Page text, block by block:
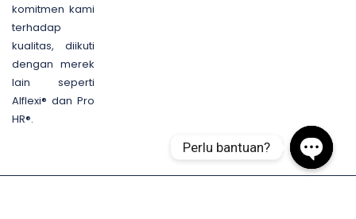
komitmen kami
terhadap
kualitas, diikuti
dengan merek
lain seperti
Alflexi® dan Pro
HR®.
Perlu bantuan?
Open